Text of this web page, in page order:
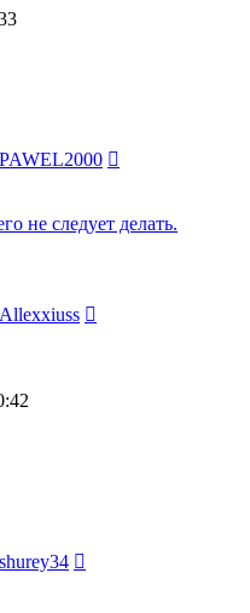
PAWEL2000
не следует делать.
Allexxiuss
shurey34